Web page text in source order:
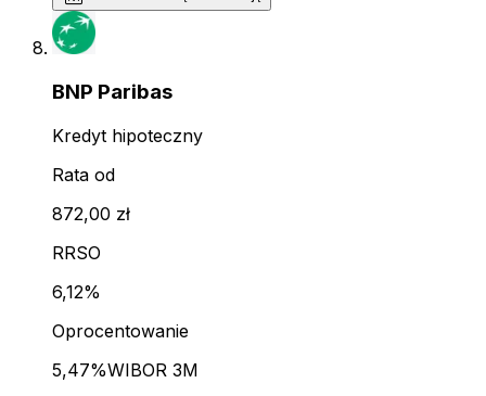
BNP Paribas
Kredyt hipoteczny
Rata od
872,00 zł
RRSO
6,12%
Oprocentowanie
5,47%WIBOR 3M